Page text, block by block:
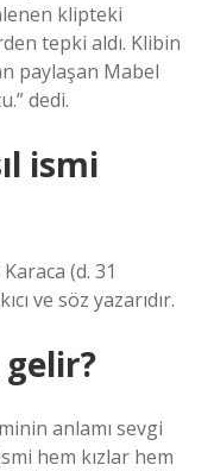
klipteki
tepki aldı. Klibin
paylaşan Mabel
dedi.
ismi
(d. 31
ve söz yazarıdır.
anlamı sevgi
hem kızlar hem